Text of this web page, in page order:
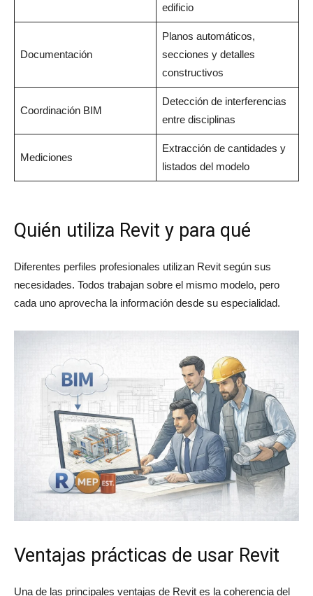
edificio
Documentación
Planos automáticos,
secciones y detalles
constructivos
Coordinación BIM
Detección de interferencias
entre disciplinas
Mediciones
Extracción de cantidades y
listados del modelo
Quién utiliza Revit y para qué
Diferentes perfiles profesionales utilizan Revit según sus
necesidades. Todos trabajan sobre el mismo modelo, pero
cada uno aprovecha la información desde su especialidad.
Ventajas prácticas de usar Revit
Una de las principales ventajas de Revit es la coherencia del